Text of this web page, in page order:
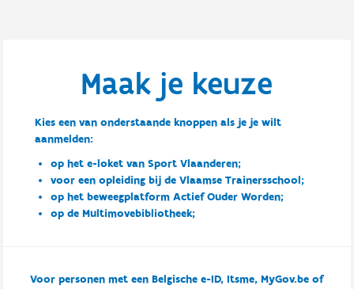
Maak je keuze
Kies een van onderstaande knoppen als je je wilt
aanmelden:
op het e-loket van Sport Vlaanderen;
voor een opleiding bij de Vlaamse Trainersschool;
op het beweegplatform Actief Ouder Worden;
op de Multimovebibliotheek;
Voor personen met een Belgische e-ID, Itsme, MyGov.be of